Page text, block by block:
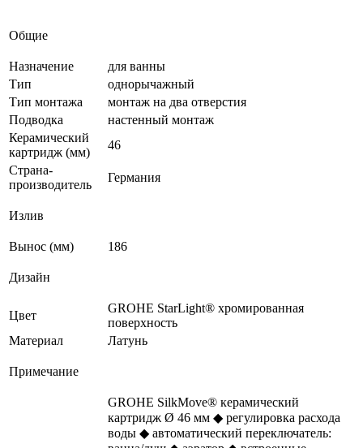
Общие
Назначение
для ванны
Тип
однорычажный
Тип монтажа
монтаж на два отверстия
Подводка
настенный монтаж
Керамический
картридж (мм)
46
Страна-
производитель
Германия
Излив
Вынос (мм) 186
Дизайн
Цвет
GROHE StarLight® хромированная
поверхность
Материал
Латунь
Примечание
GROHE SilkMove® керамический
картридж Ø 46 мм ◆ регулировка расхода
воды ◆ автоматический переключатель: